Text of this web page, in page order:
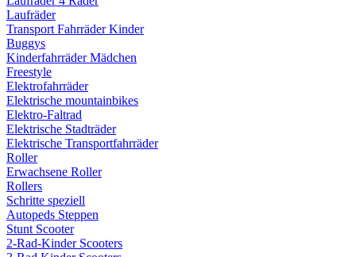
Laufräder
Transport Fahrräder Kinder
Buggys
Kinderfahrräder Mädchen
Freestyle
Elektrofahrräder
Elektrische mountainbikes
Elektro-Faltrad
Elektrische Stadträder
Elektrische Transportfahrräder
Roller
Erwachsene Roller
Rollers
Schritte speziell
Autopeds Steppen
Stunt Scooter
2-Rad-Kinder Scooters